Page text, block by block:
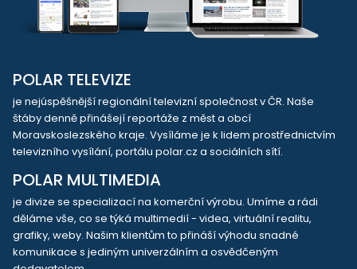
POLAR TELEVIZE
je nejúspěšnější regionální televizní společnost v ČR. Naše
štáby denně přinášejí reportáže z měst a obcí
Moravskoslezského kraje. Vysíláme je k lidem prostřednictvím
televizního vysílání, portálu polar.cz a sociálních sítí.
POLAR MULTIMEDIA
je divize se specializací na komerční výrobu. Umíme a rádi
děláme vše, co se týká multimedií - videa, virtuální realitu,
grafiky, weby. Našim klientům to přináší výhodu snadné
komunikace s jediným univerzálním a osvědčeným